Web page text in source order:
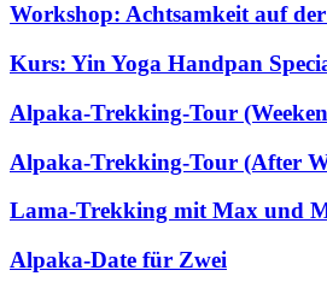
Workshop: Achtsamkeit auf
Kurs: Yin Yoga Handpan
Alpaka-Trekking-Tour
Alpaka-Trekking-Tour (After
Lama-Trekking mit Max und
Alpaka-Date für Zwei